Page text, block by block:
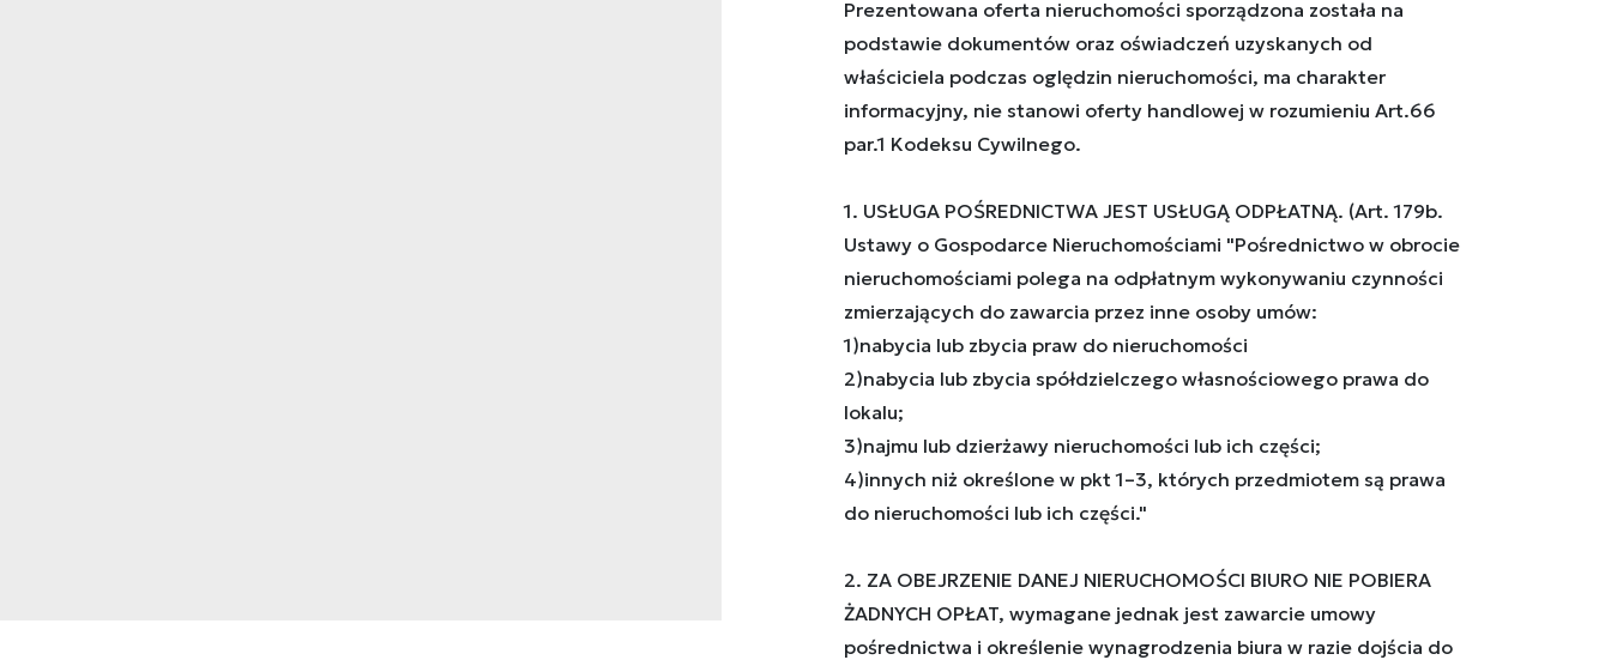
Prezentowana oferta nieruchomości sporządzona została na
podstawie dokumentów oraz oświadczeń uzyskanych od
właściciela podczas oględzin nieruchomości, ma charakter
informacyjny, nie stanowi oferty handlowej w rozumieniu Art.66
par.1 Kodeksu Cywilnego.
1. USŁUGA POŚREDNICTWA JEST USŁUGĄ ODPŁATNĄ. (Art. 179b.
Ustawy o Gospodarce Nieruchomościami "Pośrednictwo w obrocie
nieruchomościami polega na odpłatnym wykonywaniu czynności
zmierzających do zawarcia przez inne osoby umów:
1)nabycia lub zbycia praw do nieruchomości
2)nabycia lub zbycia spółdzielczego własnościowego prawa do
lokalu;
3)najmu lub dzierżawy nieruchomości lub ich części;
4)innych niż określone w pkt 1–3, których przedmiotem są prawa
do nieruchomości lub ich części."
2. ZA OBEJRZENIE DANEJ NIERUCHOMOŚCI BIURO NIE POBIERA
ŻADNYCH OPŁAT, wymagane jednak jest zawarcie umowy
pośrednictwa i określenie wynagrodzenia biura w razie dojścia do